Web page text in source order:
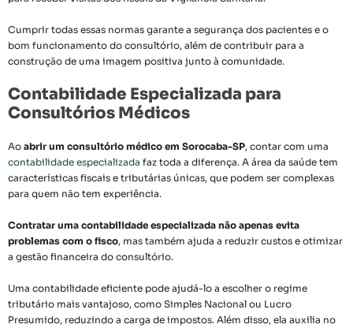
Cumprir todas essas normas garante a segurança dos pacientes e o
bom funcionamento do consultório, além de contribuir para a
construção de uma imagem positiva junto à comunidade.
Contabilidade Especializada para
Consultórios Médicos
Ao abrir um consultório médico em Sorocaba-SP, contar com uma
contabilidade especializada faz toda a diferença. A área da saúde tem
características fiscais e tributárias únicas, que podem ser complexas
para quem não tem experiência.
Contratar uma contabilidade especializada não apenas evita
problemas com o fisco, mas também ajuda a reduzir custos e otimizar
a gestão financeira do consultório.
Uma contabilidade eficiente pode ajudá-lo a escolher o regime
tributário mais vantajoso, como Simples Nacional ou Lucro
Presumido, reduzindo a carga de impostos. Além disso, ela auxilia no